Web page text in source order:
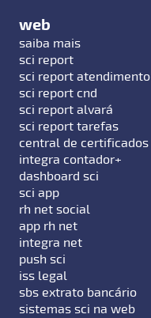
web
saiba mais
sci report
sci report atendimento
sci report cnd
sci report alvará
sci report tarefas
central de certificados
integra contador+
dashboard sci
sci app
rh net social
app rh net
integra net
push sci
iss legal
sbs extrato bancário
sistemas sci na web